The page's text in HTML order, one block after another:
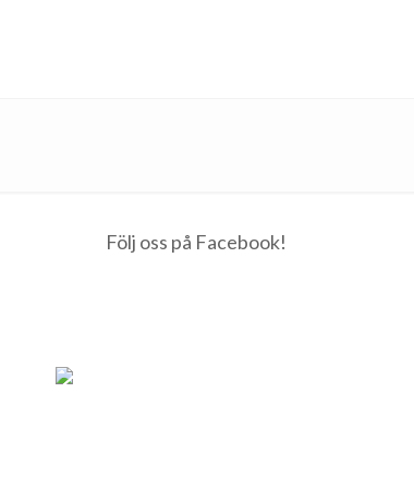
Följ oss på Facebook!